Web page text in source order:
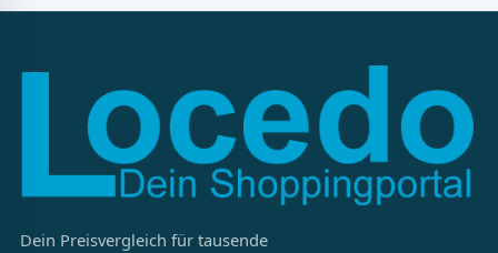
Dein Preisvergleich für tausende